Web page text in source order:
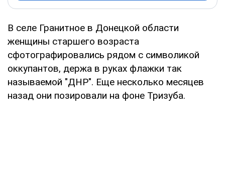
В селе Гранитное в Донецкой области
женщины старшего возраста
сфотографировались рядом с символикой
оккупантов, держа в руках флажки так
называемой "ДНР". Еще несколько месяцев
назад они позировали на фоне Тризуба.